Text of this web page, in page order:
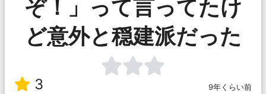
ぞ！」って言ってたけ
ど意外と穏建派だった
3 9年くらい前